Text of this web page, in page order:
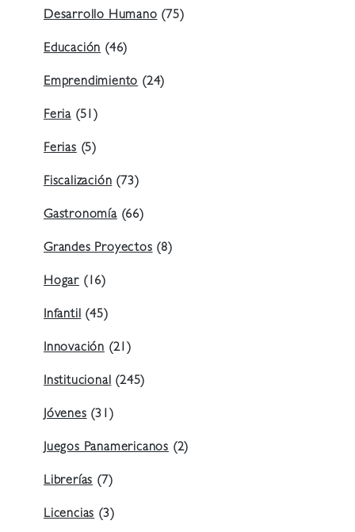
Desarrollo Humano(75)
Educación(46)
Emprendimiento(24)
Feria (51)
Ferias(5)
Fiscalización(73)
Gastronomía(66)
Grandes Proyectos(8)
Hogar (16)
Infantil(45)
Innovación (21)
Institucional(245)
Jóvenes(31)
Juegos Panamericanos (2)
Librerías(7)
Licencias(3)